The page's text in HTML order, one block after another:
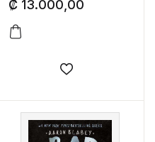
de deseos
₡13.000,00
Añadir a la